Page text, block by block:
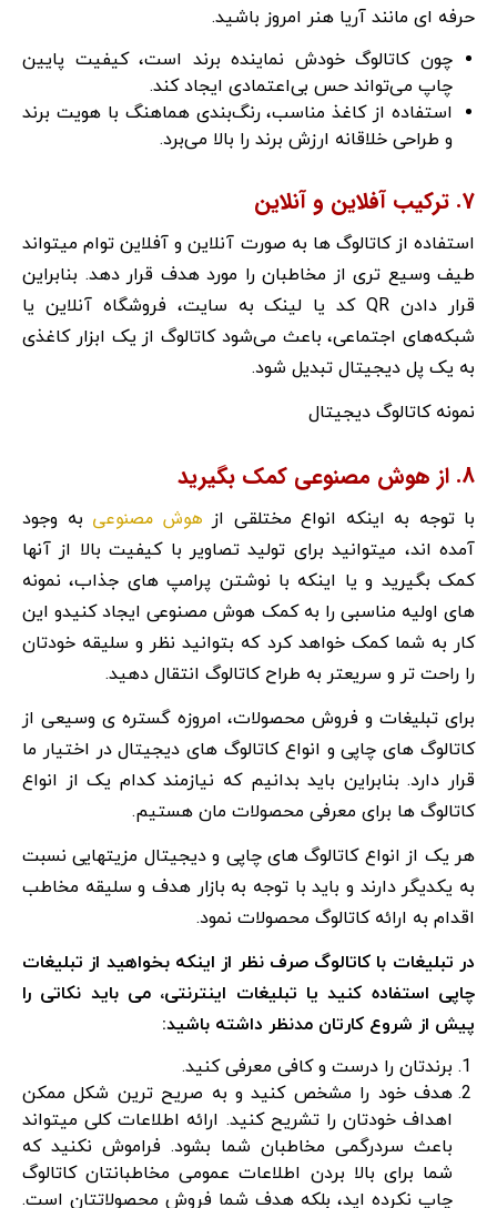
حرفه ای مانند آریا هنر امروز باشید.
چون کاتالوگ خودش نماینده برند است، کیفیت پایین
چاپ می‌تواند حس بی‌اعتمادی ایجاد کند.
استفاده از کاغذ مناسب، رنگ‌بندی هماهنگ با هویت برند
و طراحی خلاقانه ارزش برند را بالا می‌برد.
7. ترکیب آفلاین و آنلاین
استفاده از کاتالوگ ها به صورت آنلاین و آفلاین توام میتواند
طیف وسیع تری از مخاطبان را مورد هدف قرار دهد. بنابراین
قرار دادن QR کد یا لینک به سایت، فروشگاه آنلاین یا
شبکه‌های اجتماعی، باعث می‌شود کاتالوگ از یک ابزار کاغذی
به یک پل دیجیتال تبدیل شود.
نمونه کاتالوگ دیجیتال
8. از هوش مصنوعی کمک بگیرید
با توجه به اینکه انواع مختلقی از هوش مصنوعی به وجود
آمده اند، میتوانید برای تولید تصاویر با کیفیت بالا از آنها
کمک بگیرید و یا اینکه با نوشتن پرامپ های جذاب، نمونه
های اولیه مناسبی را به کمک هوش مصنوعی ایجاد کنیدو این
کار به شما کمک خواهد کرد که بتوانید نظر و سلیقه خودتان
را راحت تر و سریعتر به طراح کاتالوگ انتقال دهید.
برای تبلیغات و فروش محصولات، امروزه گستره ی وسیعی از
کاتالوگ های چاپی و انواع کاتالوگ های دیجیتال در اختیار ما
قرار دارد. بنابراین باید بدانیم که نیازمند کدام یک از انواع
کاتالوگ ها برای معرفی محصولات مان هستیم.
هر یک از انواع کاتالوگ های چاپی و دیجیتال مزیتهایی نسبت
به یکدیگر دارند و باید با توجه به بازار هدف و سلیقه مخاطب
اقدام به ارائه کاتالوگ محصولات نمود.
در تبلیغات با کاتالوگ صرف نظر از اینکه بخواهید از تبلیغات
چاپی استفاده کنید یا تبلیغات اینترنتی، می باید نکاتی را
پیش از شروع کارتان مدنظر داشته باشید:
برندتان را درست و کافی معرفی کنید.
هدف خود را مشخص کنید و به صریح ترین شکل ممکن
اهداف خودتان را تشریح کنید. ارائه اطلاعات کلی میتواند
باعث سردرگمی مخاطبان شما بشود. فراموش نکنید که
شما برای بالا بردن اطلاعات عمومی مخاطبانتان کاتالوگ
چاپ نکرده اید، بلکه هدف شما فروش محصولاتتان است.